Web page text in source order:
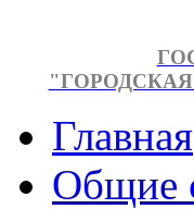
Главная
Общие